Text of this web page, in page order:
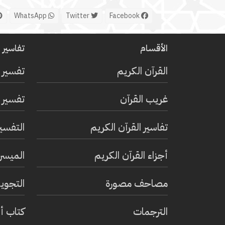
Facebook
Twitter
الأقسام
القرآن الكريم
غريب القرآن
تفاسير القرآن الكريم
أجزاء القرآن الكريم
مصاحف مصورة
الترجمات
تفسير
كتاب